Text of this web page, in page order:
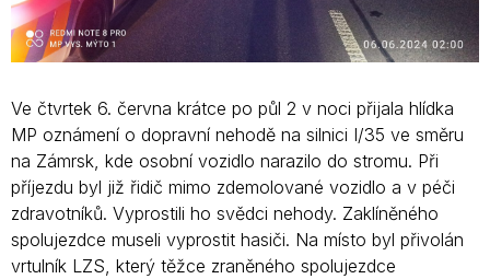
Ve čtvrtek 6. června krátce po půl 2 v noci přijala hlídka
MP oznámení o dopravní nehodě na silnici I/35 ve směru
na Zámrsk, kde osobní vozidlo narazilo do stromu. Při
příjezdu byl již řidič mimo zdemolované vozidlo a v péči
zdravotníků. Vyprostili ho svědci nehody. Zaklíněného
spolujezdce museli vyprostit hasiči. Na místo byl přivolán
vrtulník LZS, který těžce zraněného spolujezdce